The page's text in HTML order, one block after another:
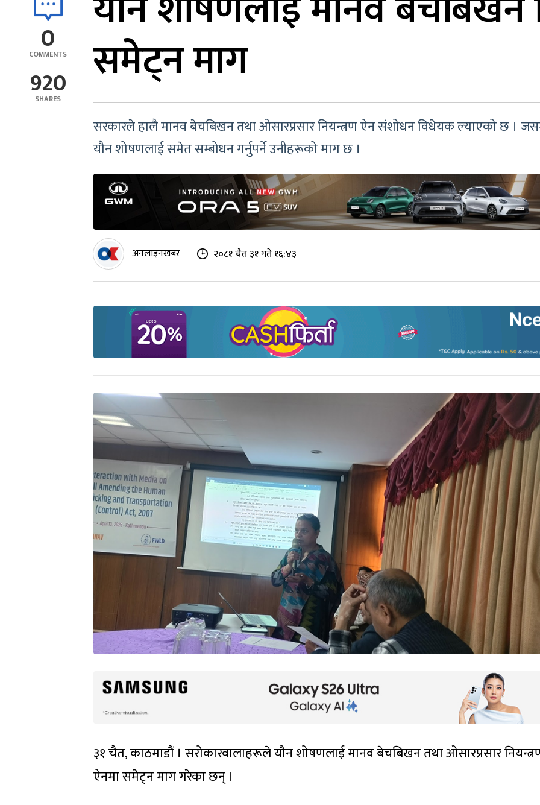
0
COMMENTS
920
SHARES
समेट्न माग
सरकारले हालै मानव बेचबिखन तथा ओसारप्रसार नियन्त्रण ऐन संशोधन विधेयक ल्याएको छ ।
यौन शोषणलाई समेत सम्बोधन गर्नुपर्ने उनीहरूको माग छ ।
अनलाइनखबर २०८१ चैत ३१ गते १६:४३
३१ चैत, काठमाडौं । सरोकारवालाहरूले यौन शोषणलाई मानव बेचबिखन तथा ओसारप्रसार
ऐनमा समेट्न माग गरेका छन् ।